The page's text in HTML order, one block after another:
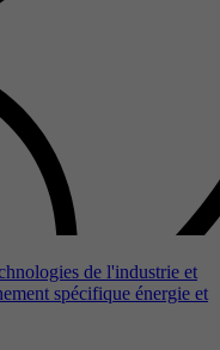
de l'industrie et
spécifique énergie et